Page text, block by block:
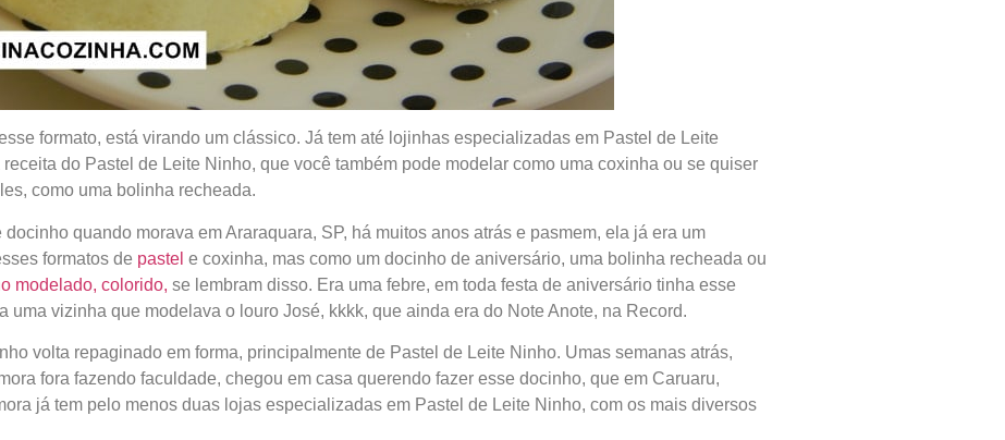
formato, está virando um clássico. Já tem até lojinhas especializadas em Pastel de Leite
receita do Pastel de Leite Ninho, que você também pode modelar como uma coxinha ou se quiser
como uma bolinha recheada.
docinho quando morava em Araraquara, SP, há muitos anos atrás e pasmem, ela já era um
formatos de pastel e coxinha, mas como um docinho de aniversário, uma bolinha recheada ou
modelado, colorido, se lembram disso. Era uma febre, em toda festa de aniversário tinha esse
uma vizinha que modelava o louro José, kkkk, que ainda era do Note Anote, na Record.
volta repaginado em forma, principalmente de Pastel de Leite Ninho. Umas semanas atrás,
fora fazendo faculdade, chegou em casa querendo fazer esse docinho, que em Caruaru,
já tem pelo menos duas lojas especializadas em Pastel de Leite Ninho, com os mais diversos